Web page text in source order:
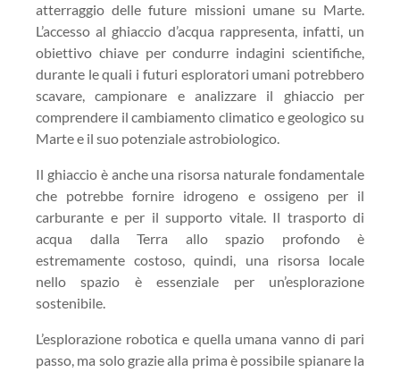
atterraggio delle future missioni umane su Marte.
L’accesso al ghiaccio d’acqua rappresenta, infatti, un
obiettivo chiave per condurre indagini scientifiche,
durante le quali i futuri esploratori umani potrebbero
scavare, campionare e analizzare il ghiaccio per
comprendere il cambiamento climatico e geologico su
Marte e il suo potenziale astrobiologico.
Il ghiaccio è anche una risorsa naturale fondamentale
che potrebbe fornire idrogeno e ossigeno per il
carburante e per il supporto vitale. Il trasporto di
acqua dalla Terra allo spazio profondo è
estremamente costoso, quindi, una risorsa locale
nello spazio è essenziale per un’esplorazione
sostenibile.
L’esplorazione robotica e quella umana vanno di pari
passo, ma solo grazie alla prima è possibile spianare la